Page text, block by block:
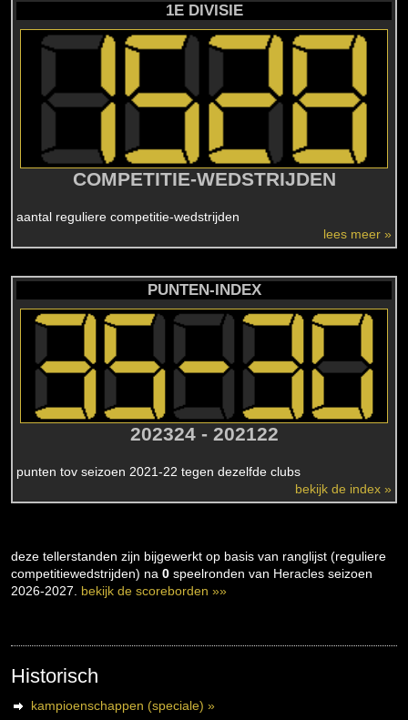
1E DIVISIE
COMPETITIE-WEDSTRIJDEN
aantal reguliere competitie-wedstrijden
lees meer »
PUNTEN-INDEX
202324 - 202122
punten tov seizoen 2021-22 tegen dezelfde clubs
bekijk de index »
deze tellerstanden zijn bijgewerkt op basis van ranglijst (reguliere
competitiewedstrijden) na 0 speelronden van Heracles seizoen
2026-2027. bekijk de scoreborden »»
Historisch
kampioenschappen (speciale) »